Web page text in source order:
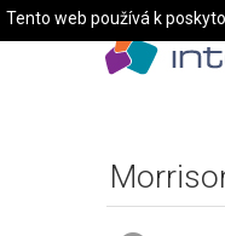
Tento web používá k